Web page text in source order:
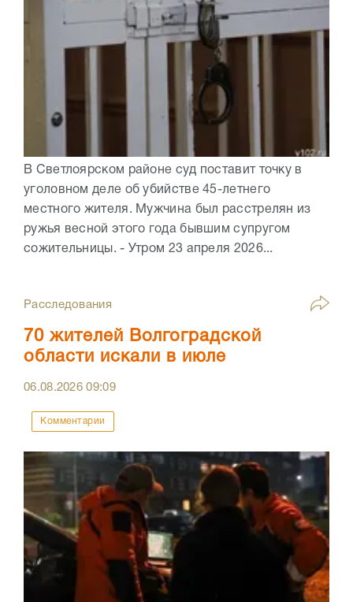
В Светлоярском районе суд поставит точку в
уголовном деле об убийстве 45-летнего
местного жителя. Мужчина был расстрелян из
ружья весной этого года бывшим супругом
сожительницы. - Утром 23 апреля 2026...
Расследования
70 жителей Волгоградской
области искали в июле
06.08.202609:09
Комментарии